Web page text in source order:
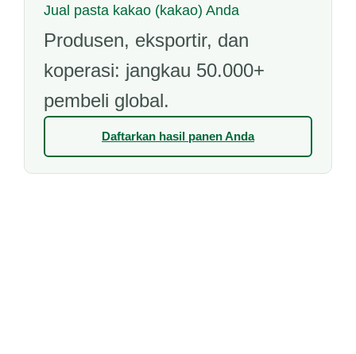
Jual pasta kakao (kakao) Anda
Produsen, eksportir, dan
koperasi: jangkau 50.000+
pembeli global.
Daftarkan hasil panen Anda